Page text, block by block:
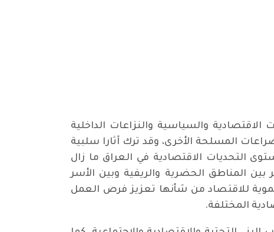
والسياسية والنزاعات الداخلية
بتنظيم الدولة الإسلامية والصراعات المسلحة الأخرى، وقد ترك آثارا سلبية
التحديات الاقتصادية في العراق ما زال
المناطق الحضرية والريفية وبين الأسر
للاقتصاد من شأنها تعزيز فرص العمل
المختلفة.